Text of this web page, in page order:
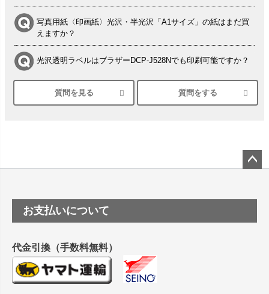
写真用紙〈印画紙〉光沢・半光沢「A1サイズ」の紙はまだ買
えますか？
光沢透明ラベルはブラザーDCP-J528Nでも印刷可能ですか？
シルバーペーパーにEPSON EP-30VAで印刷するときの設定
は？
塩ビのロール紙で離型紙が透明の商品はありますか
つや消し半透明ラベルのロールタイプはありますか？
縦420mm×横650mmの包装紙に適した紙はありますか？
質問を見る 質問をする
ップ
お支払いについて
代金引換（手数料無料）